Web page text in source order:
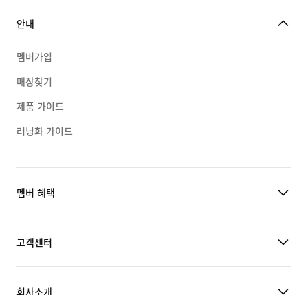
안내
멤버가입
매장찾기
제품 가이드
러닝화 가이드
멤버 혜택
고객센터
회사소개